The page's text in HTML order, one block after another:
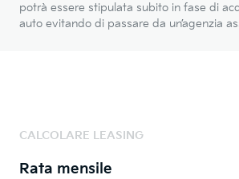
potrà essere stipulata subito in fase di
auto evitando di passare da un’agenzia
CALCOLARE LEASING
Rata mensile